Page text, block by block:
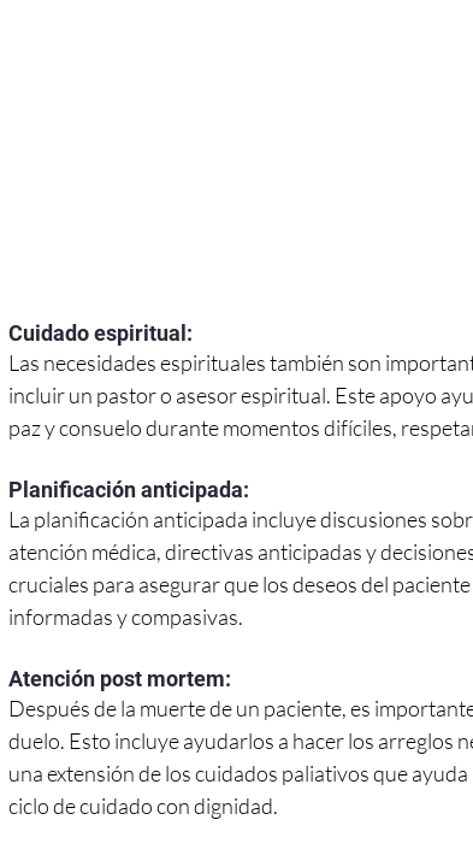
Cuidado espiritual:
Las necesidades espirituales también son
incluir un pastor o asesor espiritual. Este apoyo
paz y consuelo durante momentos difíciles,
Planificación anticipada:
La planificación anticipada incluye discusiones
atención médica, directivas anticipadas y
cruciales para asegurar que los deseos del
informadas y compasivas.
Atención post mortem:
Después de la muerte de un paciente, es
duelo. Esto incluye ayudarlos a hacer los arreglos
una extensión de los cuidados paliativos que
ciclo de cuidado con dignidad.